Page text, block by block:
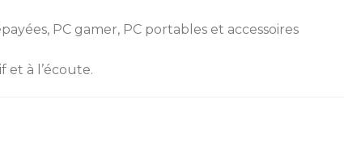
, PC gamer, PC portables et accessoires
et à l’écoute.